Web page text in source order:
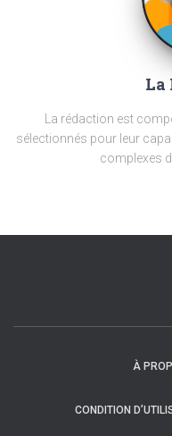
La
La rédaction est
sélectionnés pour leur
complexes
À
CONDITION